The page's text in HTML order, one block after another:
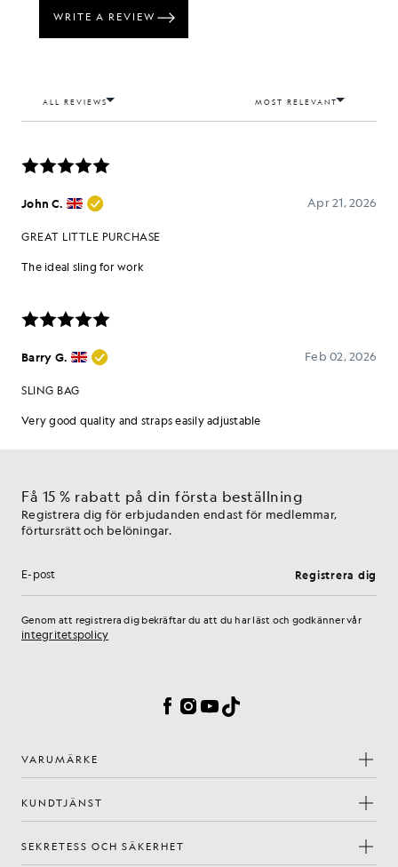
Få 15 % rabatt på din första beställning
Registrera dig för erbjudanden endast för medlemmar,
förtursrätt och belöningar.
E-postadress Registrera dig
Genom att registrera dig bekräftar du att du har läst och godkänner vår
integritetspolicy
Facebook
Instagram
YouTube
TikTok
VARUMÄRKE
KUNDTJÄNST
SEKRETESS OCH SÄKERHET